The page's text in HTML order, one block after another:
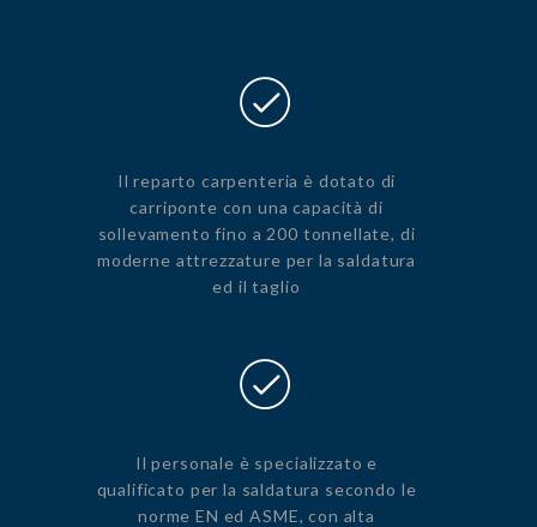
Il reparto carpenteria è dotato di
carriponte con una capacità di
sollevamento fino a 200 tonnellate, di
moderne attrezzature per la saldatura
ed il taglio
Il personale è specializzato e
qualificato per la saldatura secondo le
norme EN ed ASME, con alta